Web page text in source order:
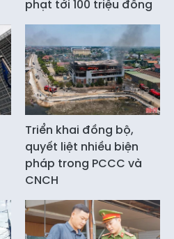
phạt tới 100 triệu đồng
Triển khai đồng bộ,
quyết liệt nhiều biện
pháp trong PCCC và
CNCH